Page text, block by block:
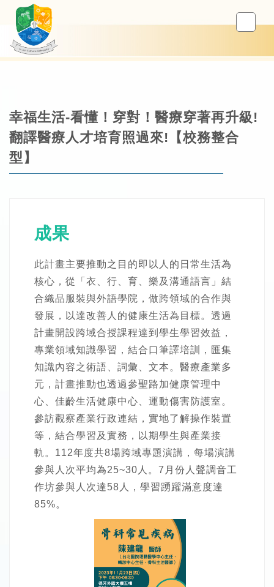
幸福生活-看懂！穿對！醫療穿著再升級!
翻譯醫療人才培育照過來!【校務整合
型】
成果
此計畫主要推動之目的即以人的日常生活為
核心，從「衣、行、育、樂及溝通語言」結
合織品服裝與外語學院，做跨領域的合作與
發展，以達改善人的健康生活為目標。透過
計畫開設跨域合授課程達到學生學習效益，
專業領域知識學習，結合口筆譯培訓，匯集
知識內容之術語、詞彙、文本。醫療產業多
元，計畫推動也透過參聖路加健康管理中
心、佳齡生活健康中心、運動傷害防護室。
參訪觀察產業行政連結，實地了解操作裝置
等，結合學習及實務，以期學生與產業接
軌。112年度共8場跨域專題演講，每場演講
參與人次平均為25~30人。7月份人聲調音工
作坊參與人次達58人，學習踴躍滿意度達
85%。